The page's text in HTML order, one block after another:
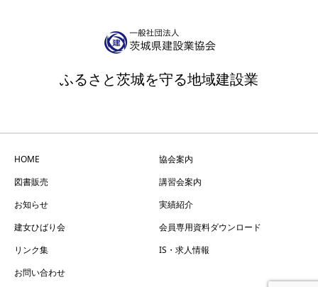
ふるさと茨城を守る地域建設業
HOME
協会案内
図書販売
講習会案内
お知らせ
実績紹介
建女ひばり会
会員専用資料ダウンロード
リンク集
IS・求人情報
お問い合わせ